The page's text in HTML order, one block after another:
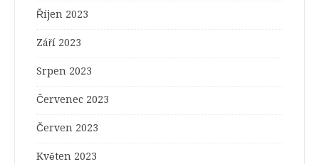
Říjen 2023
Září 2023
Srpen 2023
Červenec 2023
Červen 2023
Květen 2023